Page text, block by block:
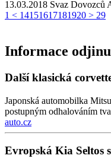
13.03.2018 Svaz Dovozců
1 < 14151617181920 > 29
Informace
Další klasická
Japonská automobilka
postupným odhalováním
auto.cz
Evropská Kia Seltos